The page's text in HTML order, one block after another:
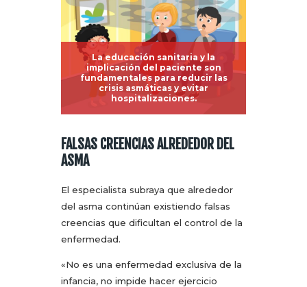
La educación sanitaria y la
implicación del paciente son
fundamentales para reducir las
crisis asmáticas y evitar
hospitalizaciones.
FALSAS CREENCIAS ALREDEDOR DEL
ASMA
El especialista subraya que alrededor
del asma continúan existiendo falsas
creencias que dificultan el control de la
enfermedad.
«No es una enfermedad exclusiva de la
infancia, no impide hacer ejercicio